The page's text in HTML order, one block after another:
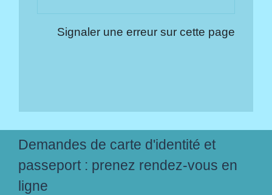
Signaler une erreur sur cette page
Demandes de carte d'identité et
passeport : prenez rendez-vous en
ligne